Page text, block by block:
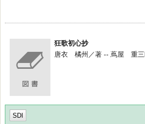
狂歌初心抄
唐衣 橘州／著 -- 蔦屋 重三
SDI